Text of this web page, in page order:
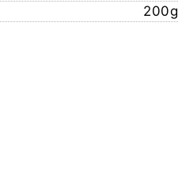
200g